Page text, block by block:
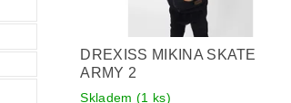
DREXISS MIKINA SKATE
ARMY 2
Skladem (1 ks)